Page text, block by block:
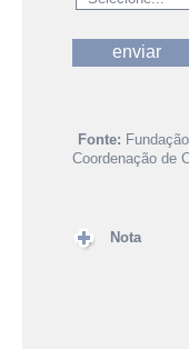
Fonte:
Coordenação de
Nota